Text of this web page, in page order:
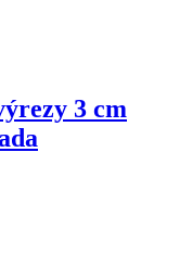
3 cm